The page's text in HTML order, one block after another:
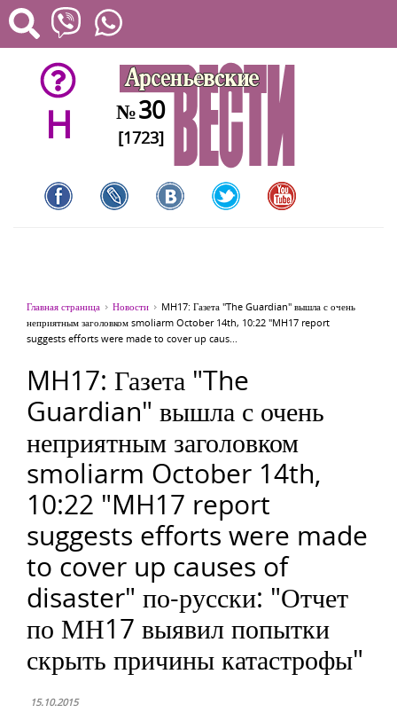
H №30
[1723]
Главная страница Новости
MH17: Газета "The Guardian" вышла с очень
неприятным заголовком smoliarm October 14th, 10:22 "MH17 report
suggests efforts were made to cover up caus...
MH17: Газета "The
Guardian" вышла с очень
неприятным заголовком
smoliarm October 14th,
10:22 "MH17 report
suggests efforts were made
to cover up causes of
disaster" по-русски: "Отчет
по МН17 выявил попытки
скрыть причины катастрофы"
15.10.2015